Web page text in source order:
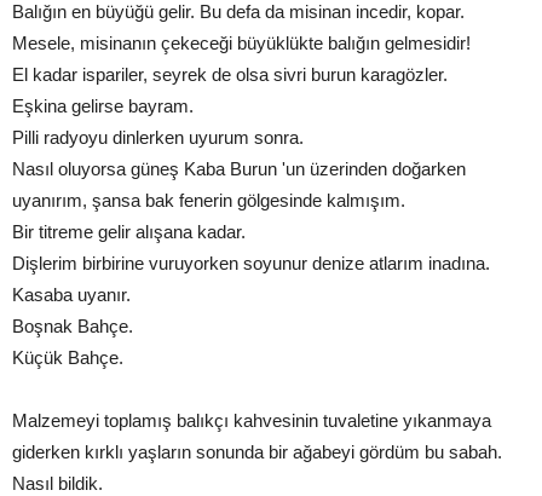
Balığın en büyüğü gelir. Bu defa da misinan incedir, kopar.
Mesele, misinanın çekeceği büyüklükte balığın gelmesidir!
El kadar ispariler, seyrek de olsa sivri burun karagözler.
Eşkina gelirse bayram.
Pilli radyoyu dinlerken uyurum sonra.
Nasıl oluyorsa güneş Kaba Burun 'un üzerinden doğarken
uyanırım, şansa bak fenerin gölgesinde kalmışım.
Bir titreme gelir alışana kadar.
Dişlerim birbirine vuruyorken soyunur denize atlarım inadına.
Kasaba uyanır.
Boşnak Bahçe.
Küçük Bahçe.
Malzemeyi toplamış balıkçı kahvesinin tuvaletine yıkanmaya
giderken kırklı yaşların sonunda bir ağabeyi gördüm bu sabah.
Nasıl bildik.